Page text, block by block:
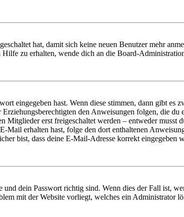
hat, damit sich keine neuen Benutzer mehr
zu erhalten, wende dich an die Board-
eingegeben hast. Wenn diese stimmen, dann gibt es
den Anweisungen folgen, die
erst freigeschaltet werden – entweder musst
erhalten hast, folge den dort enthaltenen
bist, dass deine E-Mail-Adresse korrekt eingegeben
dein Passwort richtig sind. Wenn dies der Fall ist,
mit der Website vorliegt, welches ein Administrator